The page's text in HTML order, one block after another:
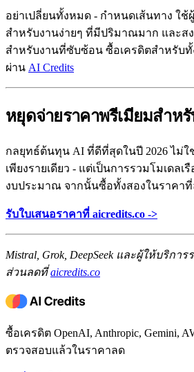
อย่าเปลี่ยนทั้งหมด - กำหนดเส้นทาง ใ
สำหรับงานง่ายๆ ที่มีปริมาณมาก และสง
สำหรับงานที่ซับซ้อน ซื้อเครดิตสำหรับ
ผ่าน AI Credits
หยุดจ่ายราคาพรีเมียมสำห
กลยุทธ์ต้นทุน AI ที่ดีที่สุดในปี 2026 ไม่ใ
เพียงรายเดียว - แต่เป็นการรวมโมเดลเ
งบประมาณ จากนั้นซื้อทั้งสองในราคาที่
รับใบเสนอราคาที่ aicredits.co ->
Mistral, Grok, DeepSeek และผู้ให้บริก
ส่วนลดที่aicredits.co
ซื้อเครดิต OpenAI, Anthropic, Gemini,
ตรวจสอบแล้วในราคาลด